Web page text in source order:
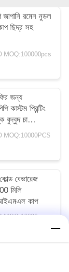
জাপানি রমেন নুডল
ছিদ্র সহ
MOQ:100000pcs
জন্য
কাস্টম প্রিন্টিং
বুদ্বুদ চা
MOQ:10000PCS
বেভারেজ
মিলি
কাপ
MOQ:10000pcs